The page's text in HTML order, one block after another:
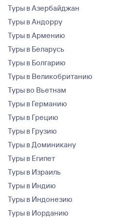
Туры в Азербайджан
Туры в Андорру
Туры в Армению
Туры в Беларусь
Туры в Болгарию
Туры в Великобританию
Туры во Вьетнам
Туры в Германию
Туры в Грецию
Туры в Грузию
Туры в Доминикану
Туры в Египет
Туры в Израиль
Туры в Индию
Туры в Индонезию
Туры в Иорданию